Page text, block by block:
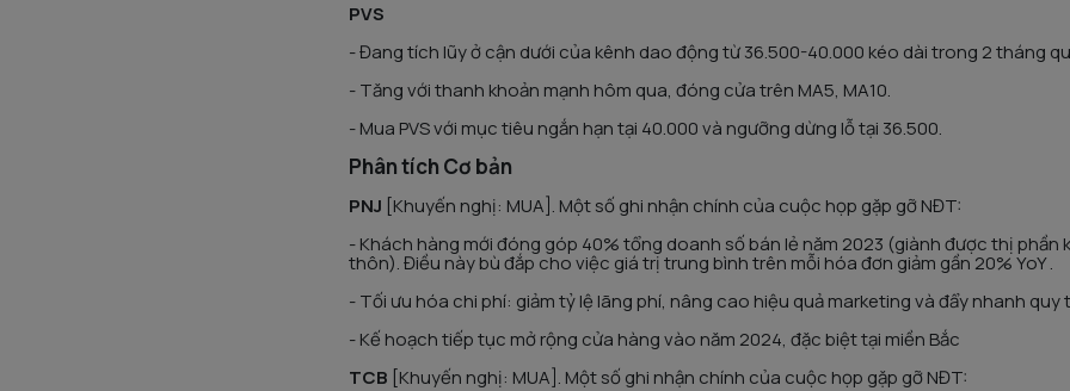
PVS
- Đang tích lũy ở cận dưới của kênh dao động từ 36.500-40.000 kéo dài trong 2 tháng
- Tăng với thanh khoản mạnh hôm qua, đóng cửa trên MA5, MA10.
- Mua PVS với mục tiêu ngắn hạn tại 40.000 và ngưỡng dừng lỗ tại 36.500.
Phân tích Cơ bản
PNJ [Khuyến nghị: MUA]. Một số ghi nhận chính của cuộc họp gặp gỡ NĐT:
- Khách hàng mới đóng góp 40% tổng doanh số bán lẻ năm 2023 (giành được thị phần
thôn). Điều này bù đắp cho việc giá trị trung bình trên mỗi hóa đơn giảm gần 20% YoY .
- Tối ưu hóa chi phí: giảm tỷ lệ lãng phí, nâng cao hiệu quả marketing và đẩy nhanh quy
- Kế hoạch tiếp tục mở rộng cửa hàng vào năm 2024, đặc biệt tại miền Bắc
TCB [Khuyến nghị: MUA]. Một số ghi nhận chính của cuộc họp gặp gỡ NĐT: